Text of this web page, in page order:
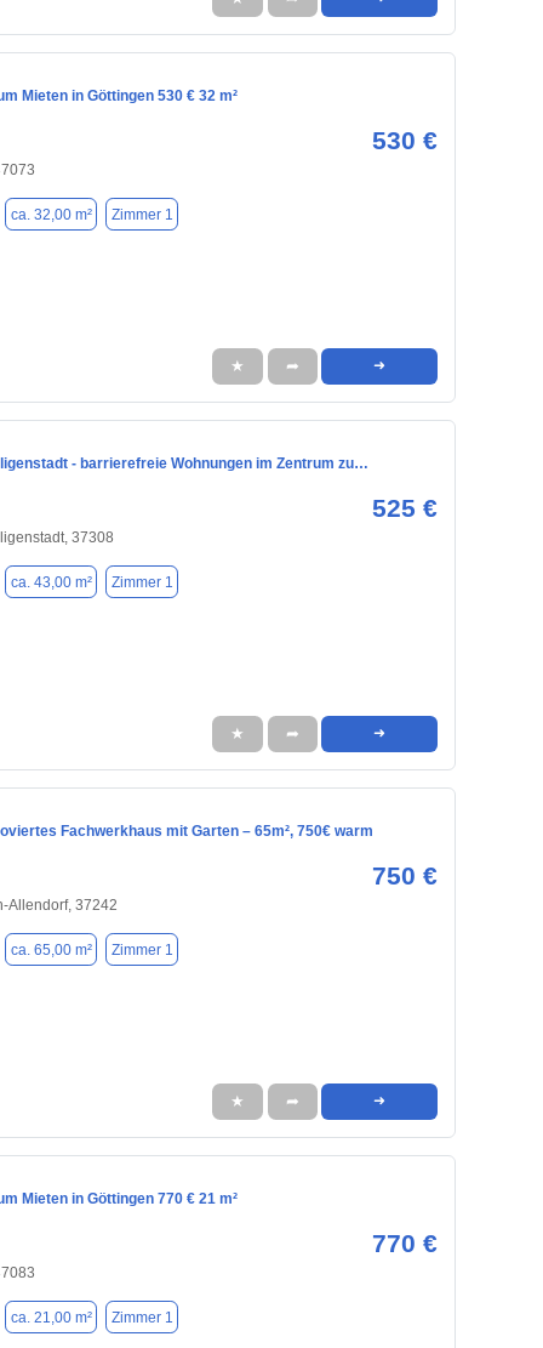
Mieten in Göttingen 530 € 32 m²
530 €
ca. 32,00 m² Zimmer 1
★ ➦ ➜
- barrierefreie Wohnungen im Zentrum zu…
525 €
37308
ca. 43,00 m² Zimmer 1
★ ➦ ➜
Fachwerkhaus mit Garten – 65m², 750€ warm
750 €
Allendorf, 37242
ca. 65,00 m² Zimmer 1
★ ➦ ➜
Mieten in Göttingen 770 € 21 m²
770 €
ca. 21,00 m² Zimmer 1